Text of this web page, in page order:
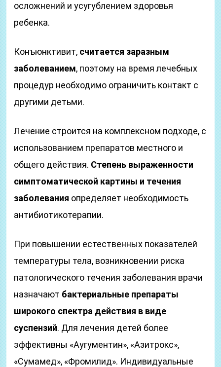
осложнений и усугублением здоровья
ребенка.
Конъюнктивит, считается заразным
заболеванием, поэтому на время лечебных
процедур необходимо ограничить контакт с
другими детьми.
Лечение строится на комплексном подходе, с
использованием препаратов местного и
общего действия. Степень выраженности
симптоматической картины и течения
заболевания определяет необходимость
антибиотикотерапии.
При повышении естественных показателей
температуры тела, возникновении риска
патологического течения заболевания врачи
назначают бактериальные препараты
широкого спектра действия в виде
суспензий. Для лечения детей более
эффективны «Аугументин», «Азитрокс»,
«Сумамед», «Фромилид». Индивидуальные